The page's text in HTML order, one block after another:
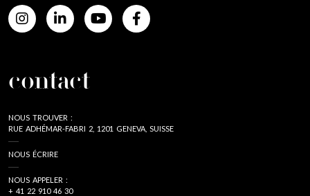
contact
NOUS TROUVER :
RUE ADHÉMAR-FABRI 2, 1201 GENEVA, SUISSE
NOUS ÉCRIRE
NOUS APPELER :
+ 41 22 910 46 30